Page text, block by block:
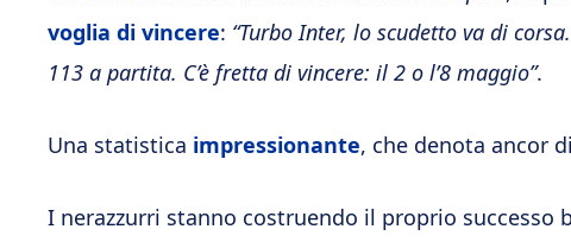
voglia di vincere: “Turbo Inter, lo scudetto va di
113 a partita. C’è fretta di vincere: il 2 o l’8 maggio”.
Una statistica impressionante, che denota ancor
I nerazzurri stanno costruendo il proprio successo